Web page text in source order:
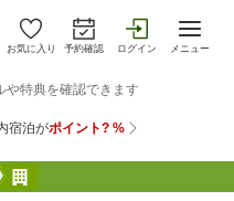
お気に入り 予約確認 ログイン メニュー